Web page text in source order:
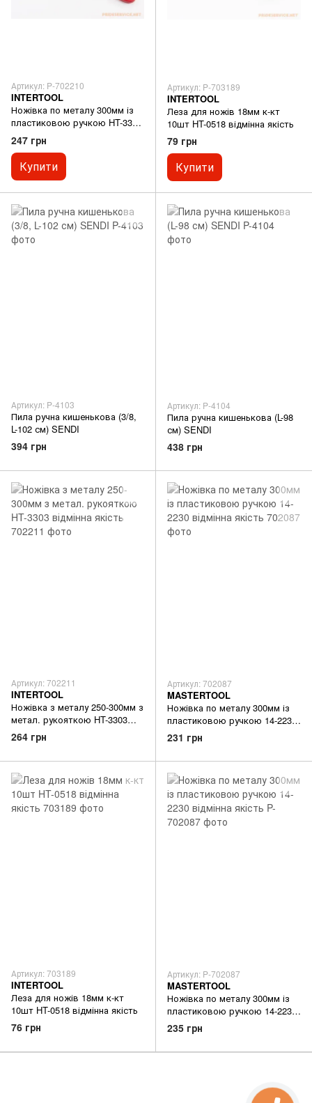
Артикул: P-702210
INTERTOOL
Ножівка по металу 300мм із
пластиковою ручкою HT-3305
відмінна якість
247 грн
Купити
Артикул: P-703189
INTERTOOL
Леза для ножів 18мм к-кт
10шт HT-0518 відмінна якість
79 грн
Купити
Артикул: P-4103
Пила ручна кишенькова (3/8,
L-102 см) SENDI
394 грн
Артикул: P-4104
Пила ручна кишенькова (L-98
см) SENDI
438 грн
Артикул: 702211
INTERTOOL
Ножівка з металу 250-300мм з
метал. рукояткою HT-3303
відмінна якість
264 грн
Артикул: 702087
MASTERTOOL
Ножівка по металу 300мм із
пластиковою ручкою 14-2230
відмінна якість
231 грн
Артикул: 703189
INTERTOOL
Леза для ножів 18мм к-кт
10шт HT-0518 відмінна якість
76 грн
Артикул: P-702087
MASTERTOOL
Ножівка по металу 300мм із
пластиковою ручкою 14-2230
відмінна якість
235 грн